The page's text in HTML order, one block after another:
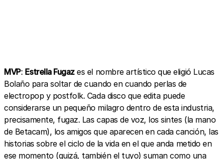
MVP: Estrella Fugazes el nombre artístico que eligió Lucas
Bolaño para soltar de cuando en cuando perlas de
electropop y postfolk. Cada disco que edita puede
considerarse un pequeño milagro dentro de esta industria,
precisamente, fugaz. Las capas de voz, los sintes (la mano
de Betacam), los amigos que aparecen en cada canción, las
historias sobre el ciclo de la vida en el que anda metido en
ese momento (quizá, también el tuyo) suman como una